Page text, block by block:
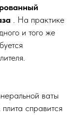
. На практике
и того же
ваты
плита справится